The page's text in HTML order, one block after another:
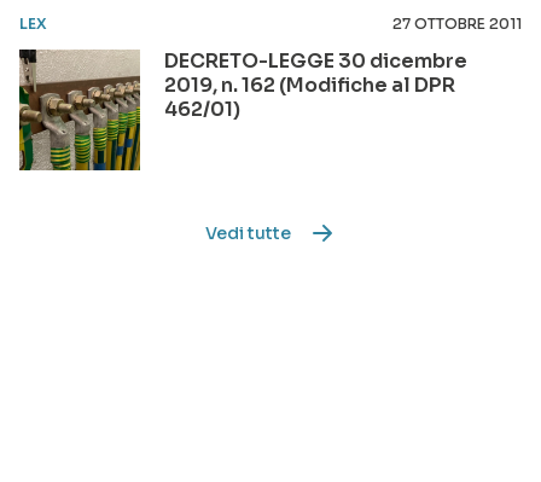
LEX 27 OTTOBRE 2011
DECRETO-LEGGE 30 dicembre
2019, n. 162 (Modifiche al DPR
462/01)
Vedi tutte